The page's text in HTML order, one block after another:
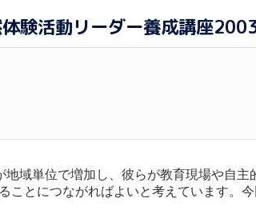
験活動リーダー養成講座
域単位で増加し、彼らが教育現場や自
とにつながればよいと考えています。